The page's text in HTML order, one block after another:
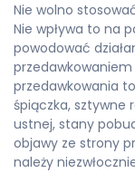
Nie wolno
Nie wpływa to na
powodować
przedawkowania
śpiączka, sztywne
ustnej, stany
objawy ze strony
należy